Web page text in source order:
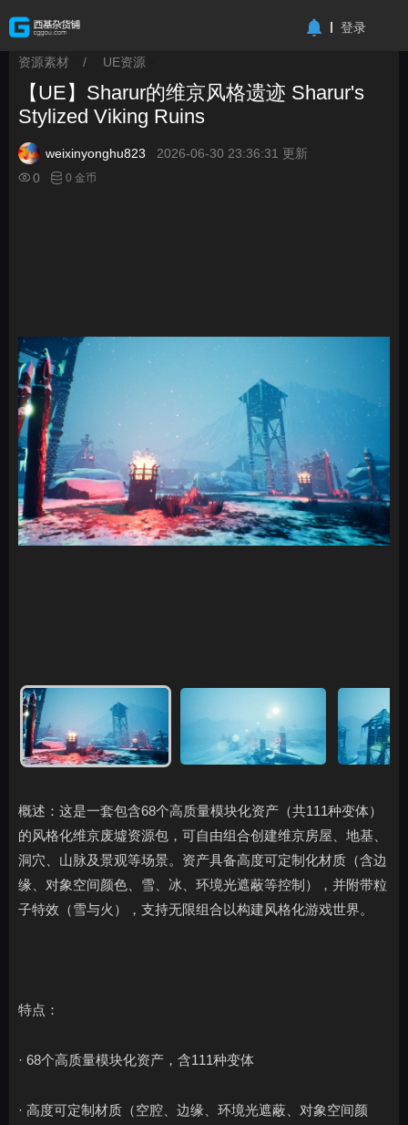
登录
资源素材 / UE资源
【UE】Sharur的维京风格遗迹 Sharur's
Stylized Viking Ruins
weixinyonghu823
2026-06-30 23:36:31 更新
0
0 金币
概述：这是一套包含68个高质量模块化资产（共111种变体）
的风格化维京废墟资源包，可自由组合创建维京房屋、地基、
洞穴、山脉及景观等场景。资产具备高度可定制化材质（含边
缘、对象空间颜色、雪、冰、环境光遮蔽等控制），并附带粒
子特效（雪与火），支持无限组合以构建风格化游戏世界。
特点：
· 68个高质量模块化资产，含111种变体
· 高度可定制材质（空腔、边缘、环境光遮蔽、对象空间颜